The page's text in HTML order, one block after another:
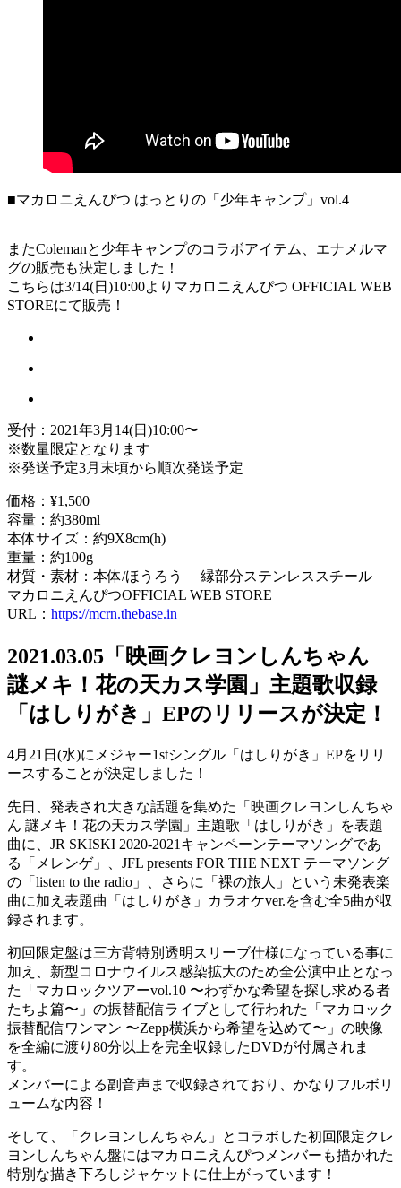
■マカロニえんぴつ はっとりの「少年キャンプ」vol.4
またColemanと少年キャンプのコラボアイテム、エナメルマ
グの販売も決定しました！
こちらは3/14(日)10:00よりマカロニえんぴつ OFFICIAL WEB
STOREにて販売！
受付：2021年3月14(日)10:00〜
※数量限定となります
※発送予定3月末頃から順次発送予定
価格：¥1,500
容量：約380ml
本体サイズ：約9X8cm(h)
重量：約100g
材質・素材：本体/ほうろう 縁部分ステンレススチール
マカロニえんぴつOFFICIAL WEB STORE
URL： https://mcrn.thebase.in
2021.03.05 「映画クレヨンしんちゃん
謎メキ！花の天カス学園」主題歌収録
「はしりがき」EPのリリースが決定！
4月21日(水)にメジャー1stシングル「はしりがき」EPをリリ
ースすることが決定しました！
先日、発表され大きな話題を集めた「映画クレヨンしんちゃ
ん 謎メキ！花の天カス学園」主題歌「はしりがき」を表題
曲に、JR SKISKI 2020-2021キャンペーンテーマソングであ
る「メレンゲ」、JFL presents FOR THE NEXT テーマソング
の「listen to the radio」、さらに「裸の旅人」という未発表楽
曲に加え表題曲「はしりがき」カラオケver.を含む全5曲が収
録されます。
初回限定盤は三方背特別透明スリーブ仕様になっている事に
加え、新型コロナウイルス感染拡大のため全公演中止となっ
た「マカロックツアーvol.10 〜わずかな希望を探し求める者
たちよ篇〜」の振替配信ライブとして行われた「マカロック
振替配信ワンマン 〜Zepp横浜から希望を込めて〜」の映像
を全編に渡り80分以上を完全収録したDVDが付属されま
す。
メンバーによる副音声まで収録されており、かなりフルボリ
ュームな内容！
そして、「クレヨンしんちゃん」とコラボした初回限定クレ
ヨンしんちゃん盤にはマカロニえんぴつメンバーも描かれた
特別な描き下ろしジャケットに仕上がっています！